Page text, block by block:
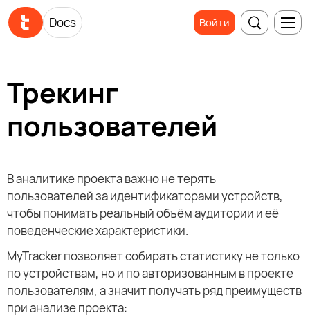
Docs Войти
Трекинг
пользователей
В аналитике проекта важно не терять
пользователей за идентификаторами устройств,
чтобы понимать реальный объём аудитории и её
поведенческие характеристики.
MyTracker позволяет собирать статистику не только
по устройствам, но и по авторизованным в проекте
пользователям, а значит получать ряд преимуществ
при анализе проекта: